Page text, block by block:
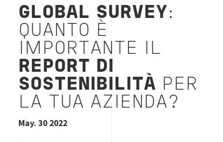
GLOBAL SURVEY :
QUANTO È
IMPORTANTE IL
REPORT DI
SOSTENIBILITÀ PER
LA TUA AZIENDA?
May. 30 2022